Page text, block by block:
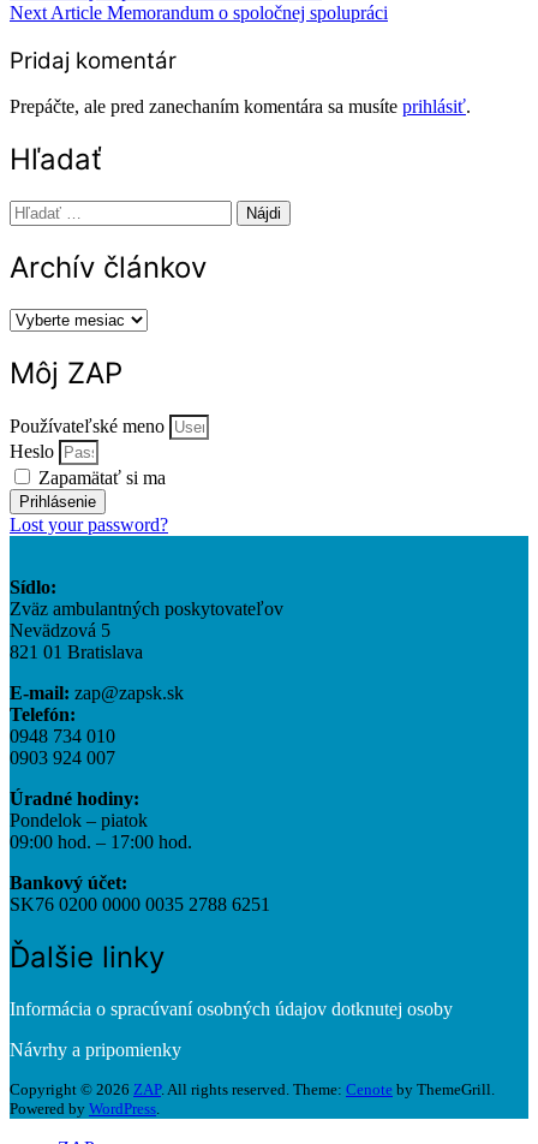
v
článku
Next Article Memorandum o spoločnej spolupráci
Pridaj komentár
Prepáčte, ale pred zanechaním komentára sa musíte prihlásiť.
Hľadať
Hľadať:
Archív článkov
Archív
Môj ZAP
Používateľské meno
Heslo
Zapamätať si ma
Prihlásenie
Lost your password?
Sídlo:
Zväz ambulantných poskytovateľov
Nevädzová 5
821 01 Bratislava
E-mail: zap@zapsk.sk
Telefón:
0948 734 010
0903 924 007
Úradné hodiny:
Pondelok – piatok
09:00 hod. – 17:00 hod.
Bankový účet:
SK76 0200 0000 0035 2788 6251
Ďalšie linky
Informácia o spracúvaní osobných údajov dotknutej osoby
Návrhy a pripomienky
Copyright © 2026 ZAP. All rights reserved. Theme: Cenote by ThemeGrill.
Powered by WordPress